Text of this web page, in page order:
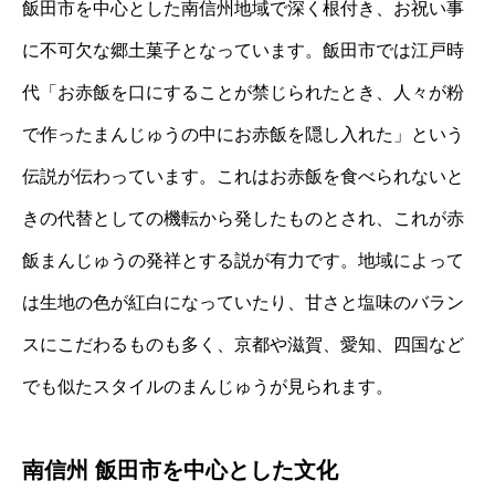
飯田市を中心とした南信州地域で深く根付き、お祝い事
に不可欠な郷土菓子となっています。飯田市では江戸時
代「お赤飯を口にすることが禁じられたとき、人々が粉
で作ったまんじゅうの中にお赤飯を隠し入れた」という
伝説が伝わっています。これはお赤飯を食べられないと
きの代替としての機転から発したものとされ、これが赤
飯まんじゅうの発祥とする説が有力です。地域によって
は生地の色が紅白になっていたり、甘さと塩味のバラン
スにこだわるものも多く、京都や滋賀、愛知、四国など
でも似たスタイルのまんじゅうが見られます。
南信州 飯田市を中心とした文化